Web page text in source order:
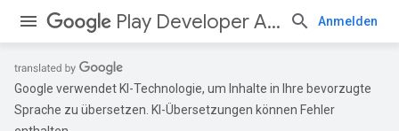
Play Developer API Anmelden
Google verwendet KI-Technologie, um Inhalte in Ihre bevorzugte
Sprache zu übersetzen. KI-Übersetzungen können Fehler